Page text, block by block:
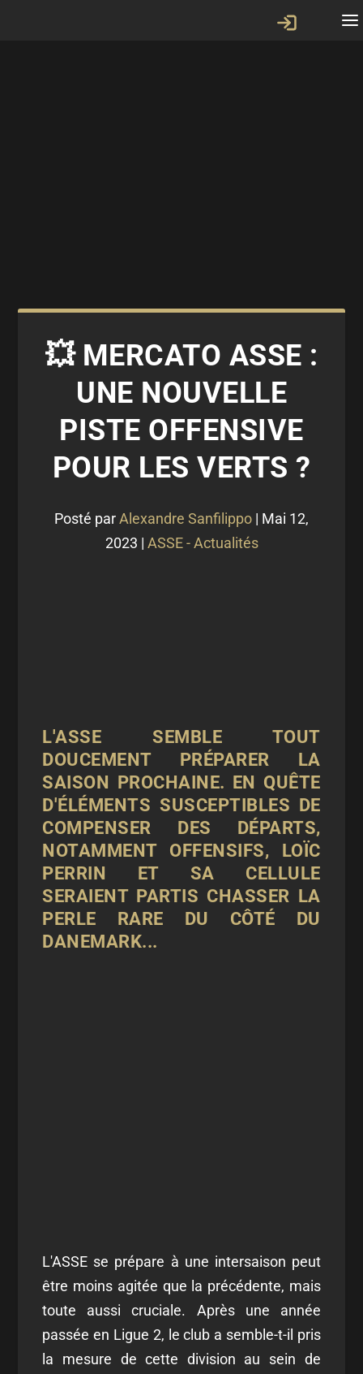
💥 MERCATO ASSE :
UNE NOUVELLE
PISTE OFFENSIVE
POUR LES VERTS ?
Posté parAlexandre Sanfilippo | Mai 12,
2023 | ASSE - Actualités
L'ASSE SEMBLE TOUT
DOUCEMENT PRÉPARER LA
SAISON PROCHAINE. EN QUÊTE
D'ÉLÉMENTS SUSCEPTIBLES DE
COMPENSER DES DÉPARTS,
NOTAMMENT OFFENSIFS, LOÏC
PERRIN ET SA CELLULE
SERAIENT PARTIS CHASSER LA
PERLE RARE DU CÔTÉ DU
DANEMARK...
L'ASSE se prépare à une intersaison peut
être moins agitée que la précédente, mais
toute aussi cruciale. Après une année
passée en Ligue 2, le club a semble-t-il pris
la mesure de cette division au sein de